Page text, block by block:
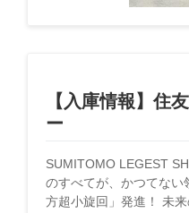
【入庫情報】住
ー
SUMITOMO LEGEST
のすべてが、かつてない
方超小旋回」発進！ 未